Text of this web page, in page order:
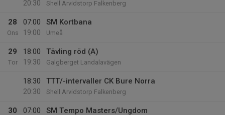
20:30
Shell Arvidstorp Falkenberg
28
Ons
07:00
19:00
SM Kortbana
Umeå
29
Tor
18:00
19:30
Tävling röd (A)
Galgberget Landalavägen
18:30
20:30
TTT/-intervaller CK Bure Norra
Shell Arvidstorp Falkenberg
30
07:00
SM Tempo Masters/Ungdom